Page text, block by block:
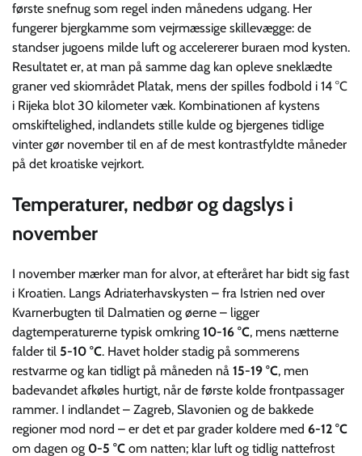
første snefnug som regel inden månedens udgang. Her
fungerer bjergkamme som vejrmæssige skillevægge: de
standser jugoens milde luft og accelererer buraen mod kysten.
Resultatet er, at man på samme dag kan opleve sneklædte
graner ved skiområdet Platak, mens der spilles fodbold i 14 °C
i Rijeka blot 30 kilometer væk. Kombinationen af kystens
omskiftelighed, indlandets stille kulde og bjergenes tidlige
vinter gør november til en af de mest kontrastfyldte måneder
på det kroatiske vejrkort.
Temperaturer, nedbør og dagslys i
november
I november mærker man for alvor, at efteråret har bidt sig fast
i Kroatien. Langs Adriaterhavskysten – fra Istrien ned over
Kvarnerbugten til Dalmatien og øerne – ligger
dagtemperaturerne typisk omkring 10-16 °C, mens nætterne
falder til 5-10 °C. Havet holder stadig på sommerens
restvarme og kan tidligt på måneden nå 15-19 °C, men
badevandet afkøles hurtigt, når de første kolde frontpassager
rammer. I indlandet – Zagreb, Slavonien og de bakkede
regioner mod nord – er det et par grader koldere med 6-12 °C
om dagen og 0-5 °C om natten; klar luft og tidlig nattefrost